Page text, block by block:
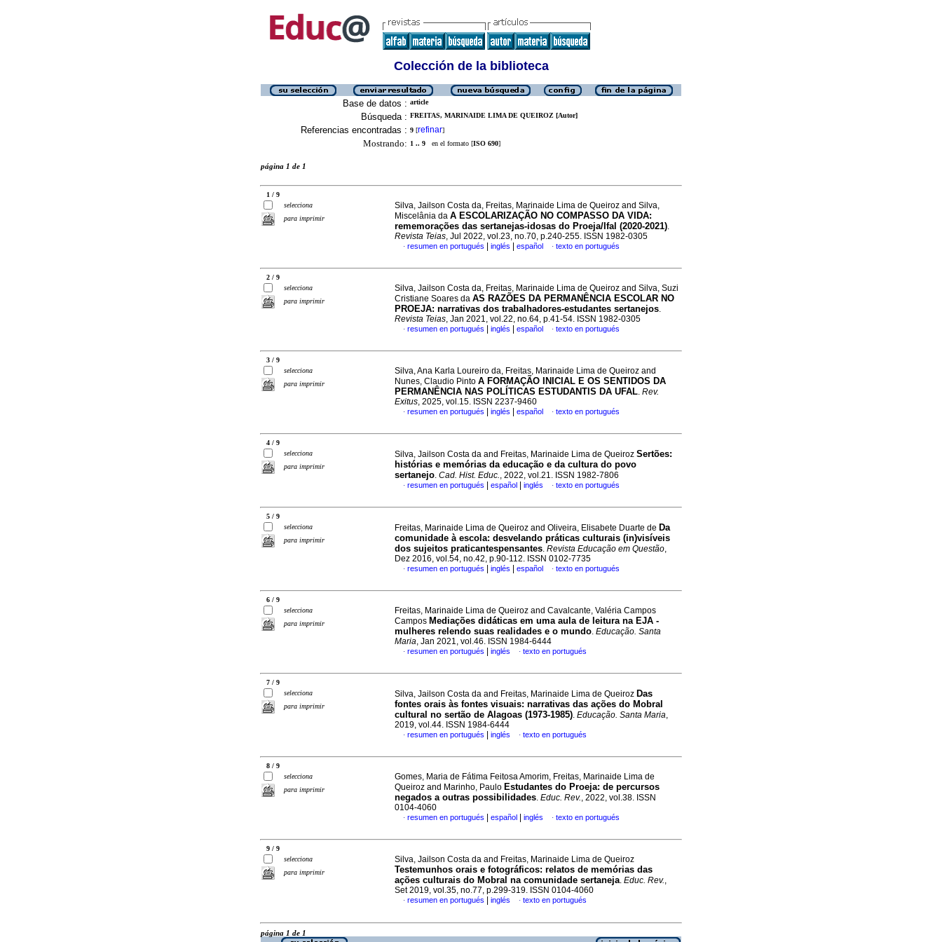
Colección de la biblioteca
Base de datos : article
Búsqueda : FREITAS, MARINAIDE LIMA DE QUEIROZ [Autor]
Referencias encontradas : 9 [refinar]
Mostrando: 1 .. 9 en el formato [ISO 690]
página 1 de 1
1 / 9
selecciona
para imprimir
Silva, Jailson Costa da, Freitas, Marinaide Lima de Queiroz and Silva,
Miscelânia da A ESCOLARIZAÇÃO NO COMPASSO DA VIDA:
rememorações das sertanejas-idosas do Proeja/Ifal (2020-2021).
Revista Teias, Jul 2022, vol.23, no.70, p.240-255. ISSN 1982-0305
· resumen en portugués inglés español · texto en portugués
2 / 9
selecciona
para imprimir
Silva, Jailson Costa da, Freitas, Marinaide Lima de Queiroz and Silva, Suzi
Cristiane Soares da AS RAZÕES DA PERMANÊNCIA ESCOLAR NO
PROEJA: narrativas dos trabalhadores-estudantes sertanejos.
Revista Teias, Jan 2021, vol.22, no.64, p.41-54. ISSN 1982-0305
· resumen en portugués inglés español · texto en portugués
3 / 9
selecciona
para imprimir
Silva, Ana Karla Loureiro da, Freitas, Marinaide Lima de Queiroz and
Nunes, Claudio Pinto A FORMAÇÃO INICIAL E OS SENTIDOS DA
PERMANÊNCIA NAS POLÍTICAS ESTUDANTIS DA UFAL. Rev.
Exitus, 2025, vol.15. ISSN 2237-9460
· resumen en portugués inglés español · texto en portugués
4 / 9
selecciona
para imprimir
Silva, Jailson Costa da and Freitas, Marinaide Lima de Queiroz Sertões:
histórias e memórias da educação e da cultura do povo
sertanejo. Cad. Hist. Educ., 2022, vol.21. ISSN 1982-7806
· resumen en portugués español inglés · texto en portugués
5 / 9
selecciona
para imprimir
Freitas, Marinaide Lima de Queiroz and Oliveira, Elisabete Duarte de Da
comunidade à escola: desvelando práticas culturais (in)visíveis
dos sujeitos praticantespensantes. Revista Educação em Questão,
Dez 2016, vol.54, no.42, p.90-112. ISSN 0102-7735
· resumen en portugués inglés español · texto en portugués
6 / 9
selecciona
para imprimir
Freitas, Marinaide Lima de Queiroz and Cavalcante, Valéria Campos
Campos Mediações didáticas em uma aula de leitura na EJA -
mulheres relendo suas realidades e o mundo. Educação. Santa
Maria, Jan 2021, vol.46. ISSN 1984-6444
· resumen en portugués inglés · texto en portugués
7 / 9
selecciona
para imprimir
Silva, Jailson Costa da and Freitas, Marinaide Lima de Queiroz Das
fontes orais às fontes visuais: narrativas das ações do Mobral
cultural no sertão de Alagoas (1973-1985). Educação. Santa Maria,
2019, vol.44. ISSN 1984-6444
· resumen en portugués inglés · texto en portugués
8 / 9
selecciona
para imprimir
Gomes, Maria de Fátima Feitosa Amorim, Freitas, Marinaide Lima de
Queiroz and Marinho, Paulo Estudantes do Proeja: de percursos
negados a outras possibilidades. Educ. Rev., 2022, vol.38. ISSN
0104-4060
· resumen en portugués español inglés · texto en portugués
9 / 9
selecciona
para imprimir
Silva, Jailson Costa da and Freitas, Marinaide Lima de Queiroz
Testemunhos orais e fotográficos: relatos de memórias das
ações culturais do Mobral na comunidade sertaneja. Educ. Rev.,
Set 2019, vol.35, no.77, p.299-319. ISSN 0104-4060
· resumen en portugués inglés · texto en portugués
página 1 de 1